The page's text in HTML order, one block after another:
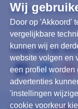
Algemene
Duurzame
Volg ons op
Wij
Door op 'Akkoord'
vergelijkbare
kunnen wij en
website volgen en
een profiel worden
advertenties
'instellingen
cookie voorkeur